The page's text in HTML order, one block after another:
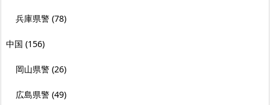
兵庫県警 (78)
中国 (156)
岡山県警 (26)
広島県警 (49)